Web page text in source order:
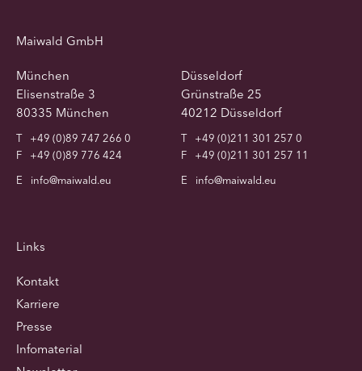
Maiwald GmbH
München
Elisenstraße 3
80335 München
T
+49 (0)89 747 266 0
F
+49 (0)89 776 424
E
info@maiwald.eu
Düsseldorf
Grünstraße 25
40212 Düsseldorf
T
+49 (0)211 301 257 0
F
+49 (0)211 301 257 11
E
info@maiwald.eu
Links
Kontakt
Karriere
Presse
Infomaterial